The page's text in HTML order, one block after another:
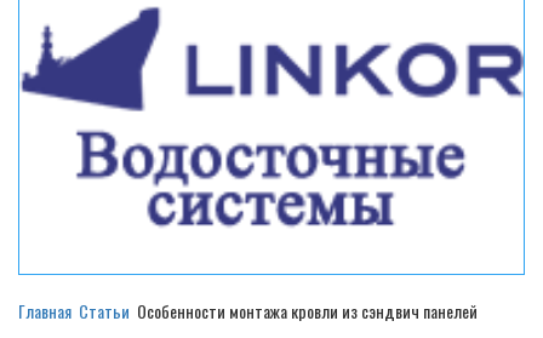
Главная Статьи Особенности монтажа кровли из сэндвич панелей